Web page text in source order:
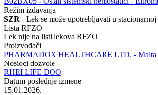
Režim izdavanja
SZR - Lek se može upotrebljavati u
Lista RFZO
Lek nije na listi lekova RFZO
Proizvođači
PHARMADOX HEALTHCARE LTD. - Malta
Nosioci dozvole
RHEI LIFE DOO
Datum poslednje izmene
15.01.2026.